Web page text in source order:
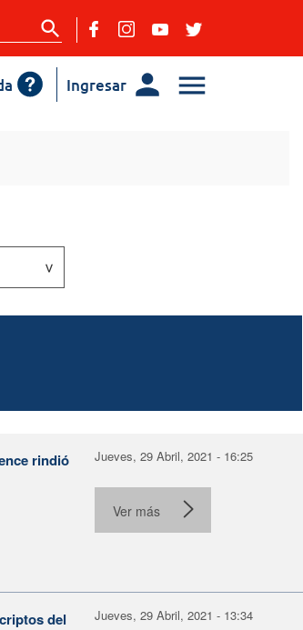
Ingresar
rindió
Jueves, 29 Abril, 2021 - 16:25
Ver más
del
Jueves, 29 Abril, 2021 - 13:34